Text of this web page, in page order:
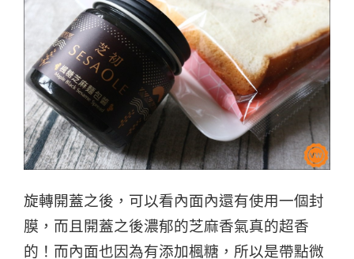
旋轉開蓋之後，可以看內面內還有使用一個封
膜， 而且開蓋之後濃郁的芝麻香氣真的超香
的！ 而內面也因為有添加楓糖，所以是帶點微